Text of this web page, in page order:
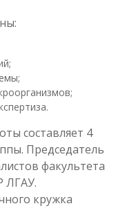
составляет 4
Председатель
факультета
ЛГАУ.
кружка